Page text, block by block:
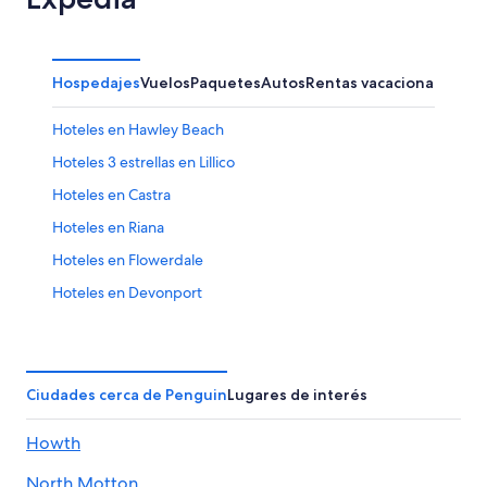
HospedajesVuelosPaquetesAutosRentas vacacionales
Hoteles en Hawley Beach
Hoteles 3 estrellas en Lillico
Hoteles en Castra
Hoteles en Riana
Hoteles en Flowerdale
Hoteles en Devonport
Hoteles en la playa en Tasmania
Hoteles baratos en Tasmania
Hoteles cerca del lago en Tasmania
Ciudades cerca de PenguinLugares de interés
Howth